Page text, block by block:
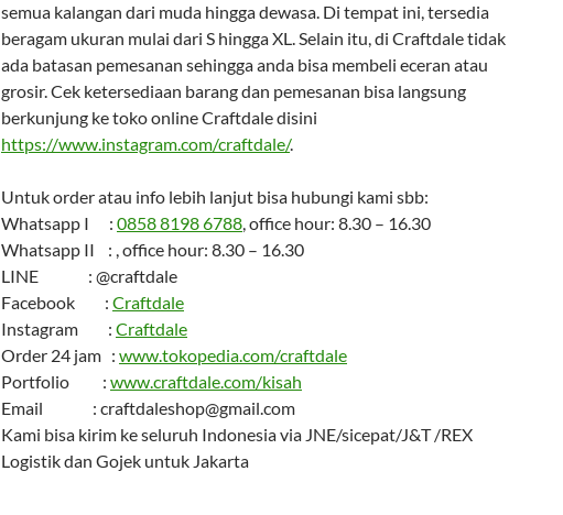
semua kalangan dari muda hingga dewasa. Di tempat ini, tersedia
beragam ukuran mulai dari S hingga XL. Selain itu, di Craftdale tidak
ada batasan pemesanan sehingga anda bisa membeli eceran atau
grosir. Cek ketersediaan barang dan pemesanan bisa langsung
berkunjung ke toko online Craftdale disini
https://www.instagram.com/craftdale/.
Untuk order atau info lebih lanjut bisa hubungi kami sbb:
Whatsapp I : 0858 8198 6788, office hour: 8.30 – 16.30
Whatsapp II : , office hour: 8.30 – 16.30
LINE : @craftdale
Facebook : Craftdale
Instagram : Craftdale
Order 24 jam : www.tokopedia.com/craftdale
Portfolio : www.craftdale.com/kisah
Email : craftdaleshop@gmail.com
Kami bisa kirim ke seluruh Indonesia via JNE/sicepat/J&T /REX
Logistik dan Gojek untuk Jakarta